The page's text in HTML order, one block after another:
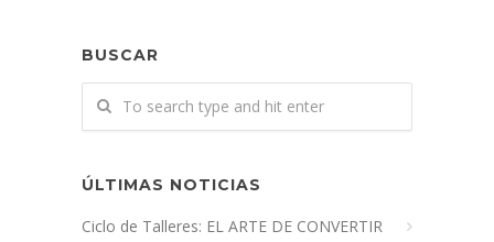
BUSCAR
ÚLTIMAS NOTICIAS
Ciclo de Talleres: EL ARTE DE CONVERTIR